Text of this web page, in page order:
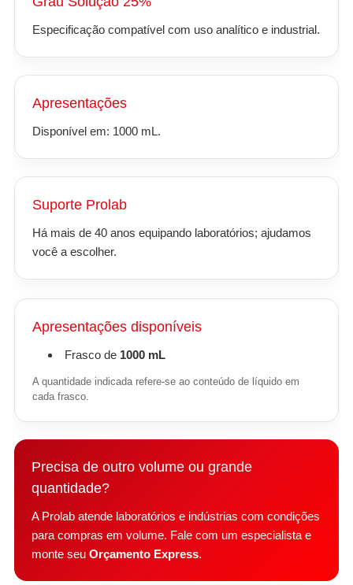
Especificação compatível com uso analítico e industrial.
Apresentações
Disponível em: 1000 mL.
Suporte Prolab
Há mais de 40 anos equipando laboratórios; ajudamos
você a escolher.
Apresentações disponíveis
Frasco de 1000 mL
A quantidade indicada refere-se ao conteúdo de líquido em
cada frasco.
Precisa de outro volume ou grande
quantidade?
A Prolab atende laboratórios e indústrias com condições
para compras em volume. Fale com um especialista e
monte seu Orçamento Express.